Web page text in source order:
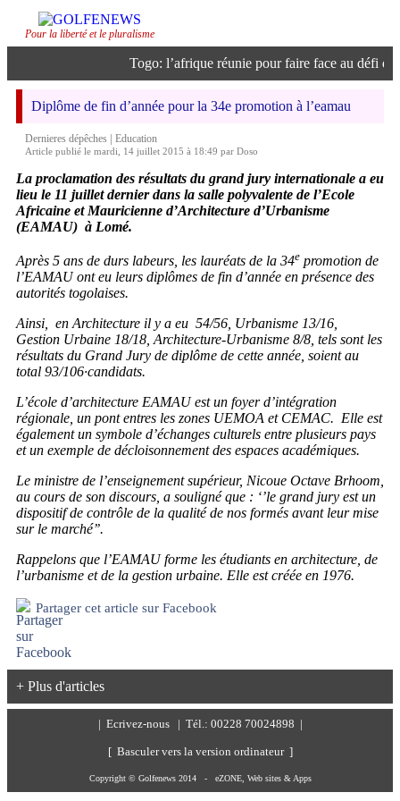
Pour la liberté et le pluralisme
Togo: l’afrique réunie pour faire face au défi
Diplôme de fin d’année pour la 34e promotion à l’eamau
Dernieres dépêches
Education
Article publié le mardi, 14 juillet 2015 à 18:49 par Doso
La proclamation des résultats du grand jury internationale a eu
lieu le 11 juillet dernier dans la salle polyvalente de l’Ecole
Africaine et Mauricienne d’Architecture d’Urbanisme
(EAMAU) à Lomé.
Après 5 ans de durs labeurs, les lauréats de la 34e promotion de
l’EAMAU ont eu leurs diplômes de fin d’année en présence des
autorités togolaises.
Ainsi, en Architecture il y a eu 54/56, Urbanisme 13/16,
Gestion Urbaine 18/18, Architecture-Urbanisme 8/8, tels sont les
résultats du Grand Jury de diplôme de cette année, soient au
total 93/106·candidats.
L’école d’architecture EAMAU est un foyer d’intégration
régionale, un pont entres les zones UEMOA et CEMAC. Elle est
également un symbole d’échanges culturels entre plusieurs pays
et un exemple de décloisonnement des espaces académiques.
Le ministre de l’enseignement supérieur, Nicoue Octave Brhoom,
au cours de son discours, a souligné que : ‘’le grand jury est un
dispositif de contrôle de la qualité de nos formés avant leur mise
sur le marché’’.
Rappelons que l’EAMAU forme les étudiants en architecture, de
l’urbanisme et de la gestion urbaine. Elle est créée en 1976.
Partager cet article sur Facebook
+ Plus d'articles
Ecrivez-nous | Tél.: 00228 70024898 |
[ Basculer vers la version ordinateur ]
Copyright © Golfenews 2014 - eZONE, Web sites & Apps